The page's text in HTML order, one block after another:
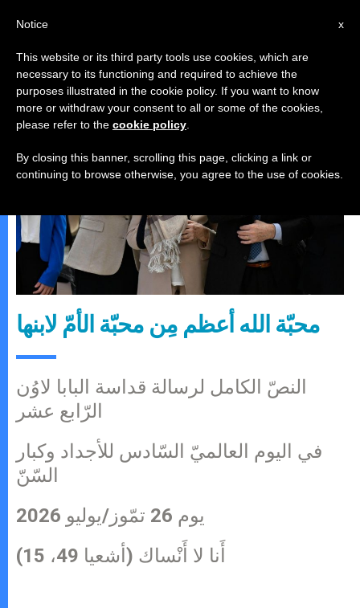
البابا لاون الرّابع عشر,رسالة
محبّة الله أعظم مِن محبّة الأمّ لابنها
النصّ الكامل لرسالة قداسة البابا لاوُن
الرّابع عشر
في اليوم العالميّ السّادس للأجداد وكبار
السّنّ
يوم 26 تمّوز/يوليو 2026
أَنا لا أَنْساك (أشعيا 49، 15)
x
Notice
This website or its third party tools use cookies, which are
necessary to its functioning and required to achieve the
purposes illustrated in the cookie policy. If you want to know
more or withdraw your consent to all or some of the cookies,
please refer to the cookie policy
By closing this banner, scrolling this page, clicking a link or
continuing to browse otherwise, you agree to the use of cookies.